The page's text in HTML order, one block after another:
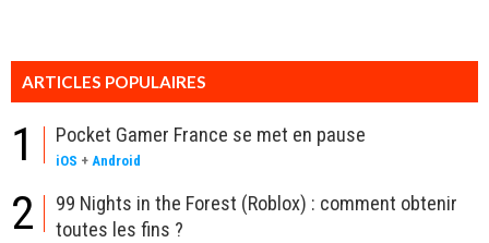
ARTICLES POPULAIRES
1 Pocket Gamer France se met en pause
iOS + Android
2
99 Nights in the Forest (Roblox) : comment obtenir
toutes les fins ?